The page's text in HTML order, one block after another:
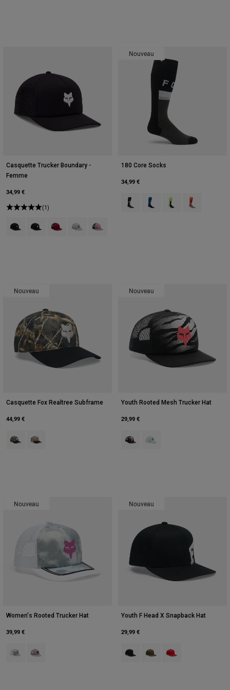
Casquette Trucker Boundary -
Femme
34,99 €
(1)
Product swatch type of Noir/Rose.
Product swatch type of Noir/Blanc.
Product swatch type of Cabernet.
Product swatch type of Gris clair.
Product swatch type of Lavender Drift.
Nouveau
180 Core Socks
34,99 €
Product swatch type of Noir.
Product swatch type of
Product swatch
Product
Nouveau
Casquette Fox Realtree Subframe
44,99 €
Product swatch type of Black/Multi.
Product swatch type of Multicolor/Green.
Nouveau
Youth Rooted Mesh Trucker Hat
29,99 €
Product swatch type of Noir.
Nouveau
Women's Rooted Trucker Hat
39,99 €
Product swatch type of Gris clair.
Product swatch type of Lavender Drift.
Nouveau
Youth F Head X Snapback Hat
29,99 €
Product swatch type of Noir.
Product swatch type of
Product swatch